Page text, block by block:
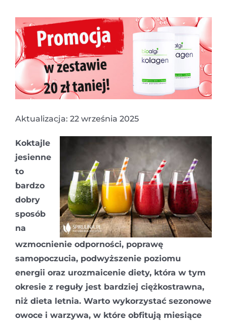
Aktualizacja: 22 września 2025
Koktajle
jesienne
to
bardzo
dobry
sposób
na
wzmocnienie odporności, poprawę
samopoczucia, podwyższenie poziomu
energii oraz urozmaicenie diety, która w tym
okresie z reguły jest bardziej ciężkostrawna,
niż dieta letnia. Warto wykorzystać sezonowe
owoce i warzywa, w które obfitują miesiące